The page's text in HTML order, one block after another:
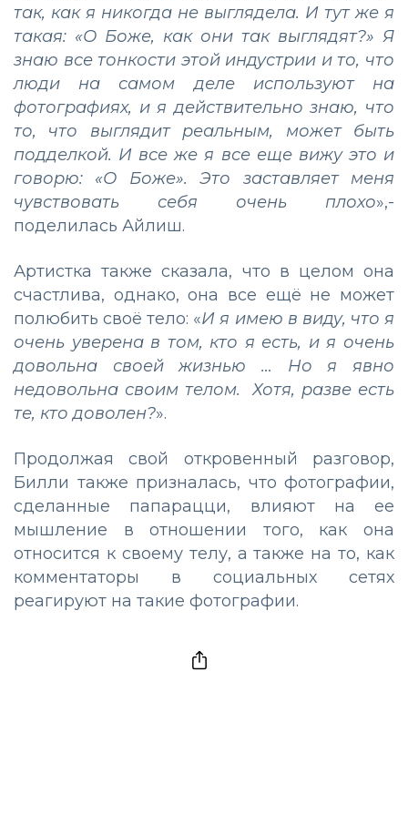
так, как я никогда не выглядела. И тут же я
такая: «О Боже, как они так выглядят?» Я
знаю все тонкости этой индустрии и то, что
люди на самом деле используют на
фотографиях, и я действительно знаю, что
то, что выглядит реальным, может быть
подделкой. И все же я все еще вижу это и
говорю: «О Боже». Это заставляет меня
чувствовать себя очень плохо»,-
поделилась Айлиш.
Артистка также сказала, что в целом она
счастлива, однако, она все ещё не может
полюбить своё тело: «И я имею в виду, что я
очень уверена в том, кто я есть, и я очень
довольна своей жизнью … Но я явно
недовольна своим телом. Хотя, разве есть
те, кто доволен?».
Продолжая свой откровенный разговор,
Билли также призналась, что фотографии,
сделанные папарацци, влияют на ее
мышление в отношении того, как она
относится к своему телу, а также на то, как
комментаторы в социальных сетях
реагируют на такие фотографии.